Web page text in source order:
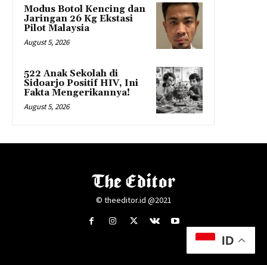
Modus Botol Kencing dan
Jaringan 26 Kg Ekstasi
Pilot Malaysia
August 5, 2026
522 Anak Sekolah di
Sidoarjo Positif HIV, Ini
Fakta Mengerikannya!
August 5, 2026
© theeditor.id @2021
ID